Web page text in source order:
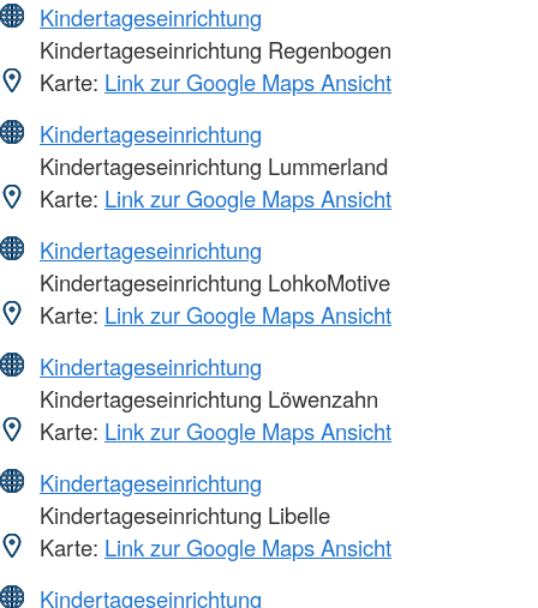
Kindertageseinrichtung
Kindertageseinrichtung Regenbogen
Karte: Link zur Google Maps Ansicht
Kindertageseinrichtung
Kindertageseinrichtung Lummerland
Karte: Link zur Google Maps Ansicht
Kindertageseinrichtung
Kindertageseinrichtung LohkoMotive
Karte: Link zur Google Maps Ansicht
Kindertageseinrichtung
Kindertageseinrichtung Löwenzahn
Karte: Link zur Google Maps Ansicht
Kindertageseinrichtung
Kindertageseinrichtung Libelle
Karte: Link zur Google Maps Ansicht
Kindertageseinrichtung